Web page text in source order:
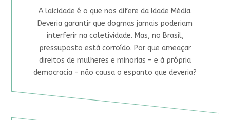
A laicidade é o que nos difere da Idade Média.
Deveria garantir que dogmas jamais poderiam
interferir na coletividade. Mas, no Brasil,
pressuposto está corroído. Por que ameaçar
direitos de mulheres e minorias – e à própria
democracia – não causa o espanto que deveria?